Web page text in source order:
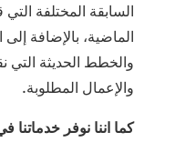
السابقة المختلفة
الماضية، بالإضافة
والخطط الحديثة التي
والإعمال المطلوبة.
كما اننا نوفر خدماتنا